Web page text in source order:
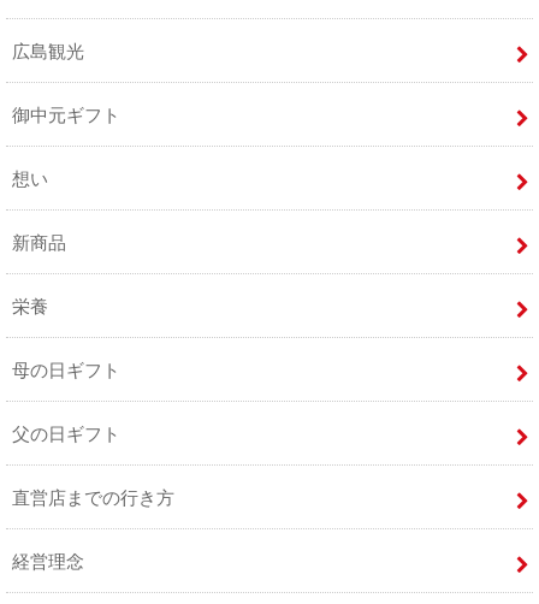
広島観光
御中元ギフト
想い
新商品
栄養
母の日ギフト
父の日ギフト
直営店までの行き方
経営理念